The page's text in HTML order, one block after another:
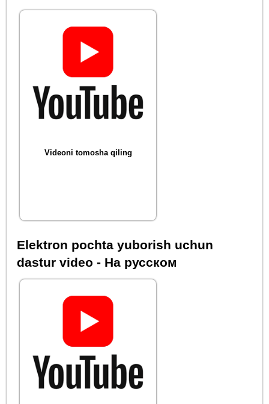
Videoni tomosha qiling
Elektron pochta yuborish uchun
dastur video - На русском